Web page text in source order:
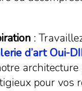
:
d’art Oui-
pour vos